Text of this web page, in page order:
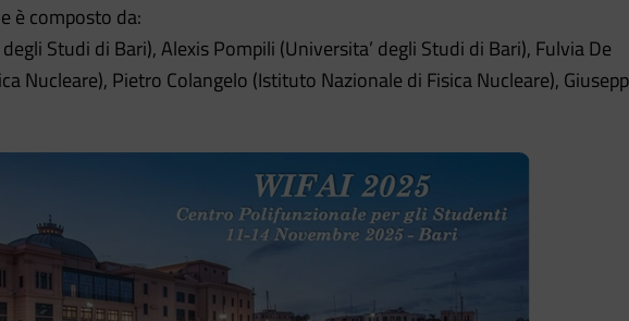
è composto da:
Studi di Bari), Alexis Pompili (Universita’ degli Studi di Bari), Fulvia De
Nucleare), Pietro Colangelo (Istituto Nazionale di Fisica Nucleare),